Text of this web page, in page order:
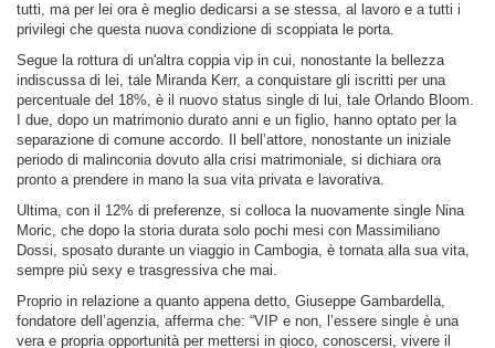
tutti, ma per lei ora è meglio dedicarsi a se stessa, al lavoro e a tutti i
privilegi che questa nuova condizione di scoppiata le porta.
Segue la rottura di un'altra coppia vip in cui, nonostante la bellezza
indiscussa di lei, tale Miranda Kerr, a conquistare gli iscritti per una
percentuale del 18%, è il nuovo status single di lui, tale Orlando Bloom.
I due, dopo un matrimonio durato anni e un figlio, hanno optato per la
separazione di comune accordo. Il bell’attore, nonostante un iniziale
periodo di malinconia dovuto alla crisi matrimoniale, si dichiara ora
pronto a prendere in mano la sua vita privata e lavorativa.
Ultima, con il 12% di preferenze, si colloca la nuovamente single Nina
Moric, che dopo la storia durata solo pochi mesi con Massimiliano
Dossi, sposato durante un viaggio in Cambogia, è tornata alla sua vita,
sempre più sexy e trasgressiva che mai.
Proprio in relazione a quanto appena detto, Giuseppe Gambardella,
fondatore dell’agenzia, afferma che: “VIP e non, l’essere single è una
vera e propria opportunità per mettersi in gioco, conoscersi, vivere il